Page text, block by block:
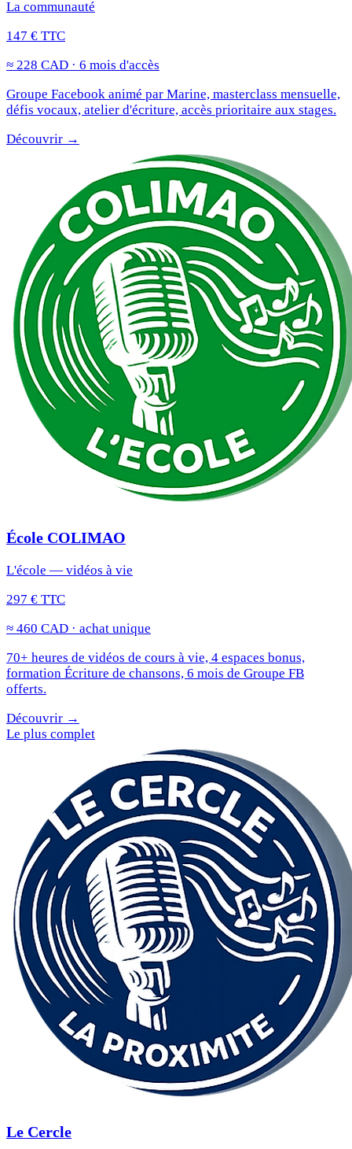
La communauté
147 € TTC
≈ 228 CAD · 6 mois d'accès
Groupe Facebook animé par Marine, masterclass mensuelle,
défis vocaux, atelier d'écriture, accès prioritaire aux stages.
Découvrir →
École COLIMAO
L'école — vidéos à vie
297 € TTC
≈ 460 CAD · achat unique
70+ heures de vidéos de cours à vie, 4 espaces bonus,
formation Écriture de chansons, 6 mois de Groupe FB
offerts.
Découvrir →
Le plus complet
Le Cercle